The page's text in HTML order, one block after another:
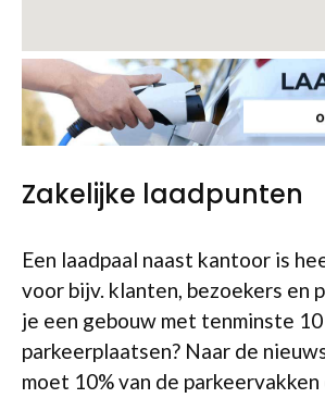
Zakelijke laadpunten
Een laadpaal naast kantoor is
voor bijv. klanten, bezoekers en
je een gebouw met tenminste 10
parkeerplaatsen? Naar de
moet 10% van de